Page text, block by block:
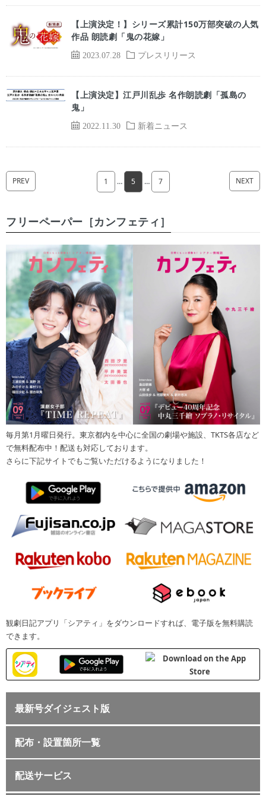
2023.07.28 プレスリリース
【上演決定！】シリーズ累計150万部突破の人気
作品 朗読劇「鬼の花嫁」
2022.11.30 新着ニュース
【上演決定】江戸川乱歩 名作朗読劇「孤島の
鬼」
PREV 1 … 5 … 7 NEXT
フリーペーパー［カンフェティ］
毎月第1月曜日発行。東京都内を中心に全国の劇場や施設、TKTS各店など
で無料配布中！配送も対応しております。
さらに下記サイトでもご覧いただけるようになりました！
観劇日記アプリ「シアティ」をダウンロードすれば、電子版を無料購読
できます。
最新号ダイジェスト版
配布・設置箇所一覧
配送サービス